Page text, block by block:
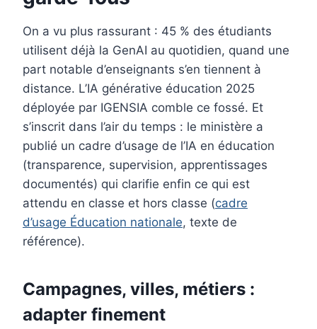
On a vu plus rassurant : 45 % des étudiants
utilisent déjà la GenAI au quotidien, quand une
part notable d’enseignants s’en tiennent à
distance. L’IA générative éducation 2025
déployée par IGENSIA comble ce fossé. Et
s’inscrit dans l’air du temps : le ministère a
publié un cadre d’usage de l’IA en éducation
(transparence, supervision, apprentissages
documentés) qui clarifie enfin ce qui est
attendu en classe et hors classe (cadre
d’usage Éducation nationale, texte de
référence).
Campagnes, villes, métiers :
adapter finement